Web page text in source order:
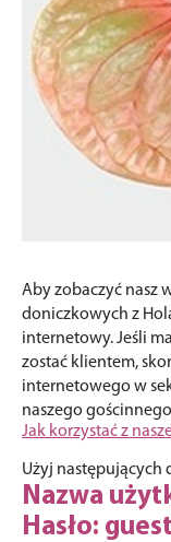
Aby zobaczyć nasz
doniczkowych z
internetowy. Jeśli
zostać klientem,
internetowego w
naszego
Jak korzystać z
Użyj następujących
Nazwa
Hasło: guest